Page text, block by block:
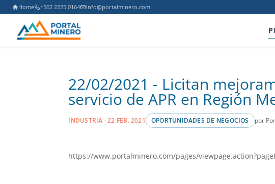
Home +562 2225 0164 info@portalminero.com
22/02/2021 - Licitan
servicio de APR en Región
INDUSTRIA · 22 FEB. 2021 OPORTUNIDADES DE NEGOCIOS por
https://www.portalminero.com/pages/